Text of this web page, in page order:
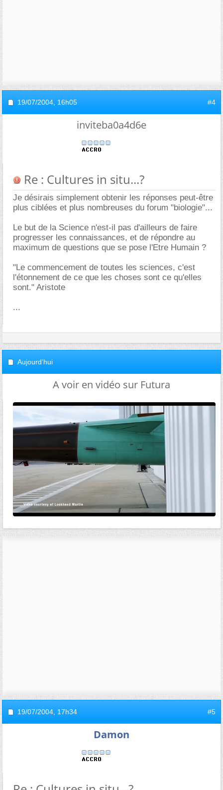
19/07/2004, 16h05 #4
inviteba0a4d6e
Re : Cultures in situ...?
Je désirais simplement obtenir les réponses peut-être
plus ciblées et plus nombreuses du forum "biologie"...
Le but de la Science n'est-il pas d'ailleurs de faire
progresser les connaissances, et de répondre au
maximum de questions que se pose l'Etre Humain ?
"Le commencement de toutes les sciences, c'est
l'étonnement de ce que les choses sont ce qu'elles
sont." Aristote
...
Aujourd'hui
A voir en vidéo sur Futura
19/07/2004, 17h34 #5
Damon